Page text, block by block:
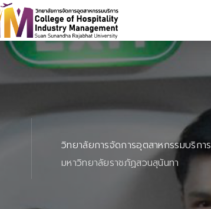
วิทยาลัยการจัดการอุตสาหกรรมบริการ
มหาวิทยาลัยราชภัฏสวนสุนันทา